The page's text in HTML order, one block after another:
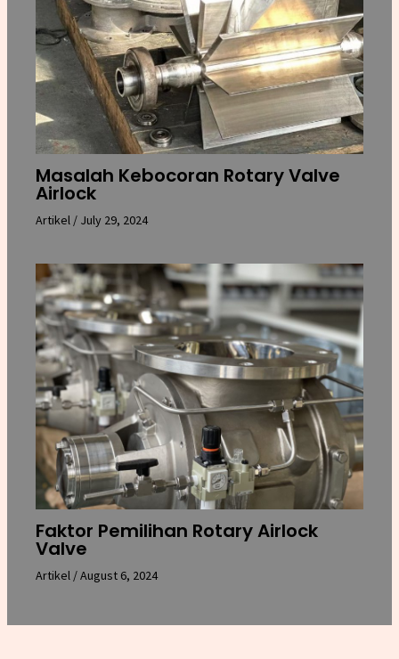
Masalah Kebocoran Rotary Valve
Airlock
Artikel/ July 29, 2024
Faktor Pemilihan Rotary Airlock
Valve
Artikel/August 6, 2024